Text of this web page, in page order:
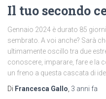
Il tuo secondo
Gennaio 2024 è durato 85
sembrato. A voi anche? Sarà
ultimamente oscillo tra due
conoscere, imparare, fare e la
un freno a questa cascata di
Di Francesca Gallo 3 anni fa